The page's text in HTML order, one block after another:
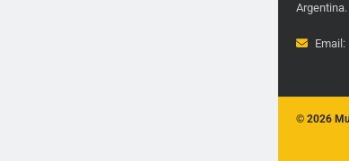
Argentina.
© 2026